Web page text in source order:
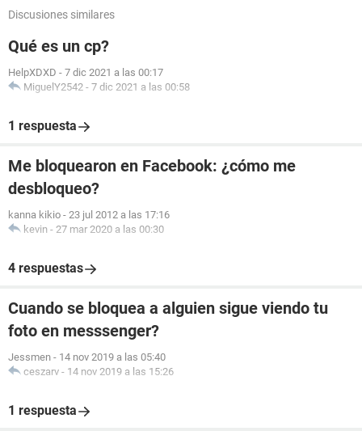
Discusiones similares
Qué es un cp?
HelpXDXD - 7 dic 2021 a las 00:17
MiguelY2542 - 7 dic 2021 a las 00:58
1 respuesta
Me bloquearon en Facebook: ¿cómo me
desbloqueo?
kanna kikio - 23 jul 2012 a las 17:16
kevin - 27 mar 2020 a las 00:30
4 respuestas
Cuando se bloquea a alguien sigue viendo tu
foto en messsenger?
Jessmen - 14 nov 2019 a las 05:40
ceszarv - 14 nov 2019 a las 15:26
1 respuesta